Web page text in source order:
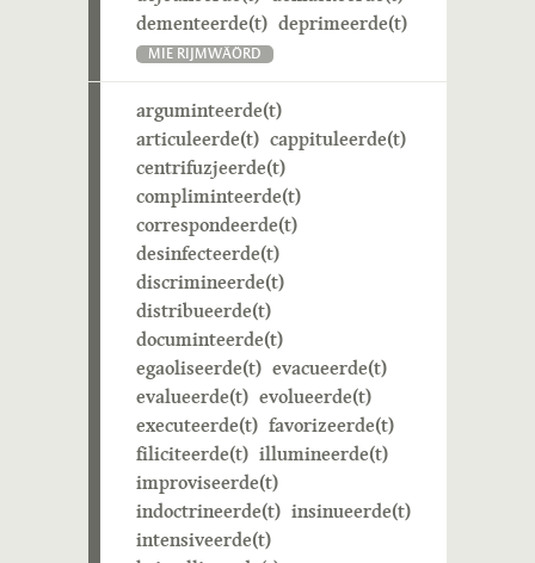
dementeerde(t) deprimeerde(t)
MIE RIJMWÄÖRD
arguminteerde(t)
articuleerde(t) cappituleerde(t)
centrifuzjeerde(t)
compliminteerde(t)
correspondeerde(t)
desinfecteerde(t)
discrimineerde(t)
distribueerde(t)
documinteerde(t)
egaoliseerde(t) evacueerde(t)
evalueerde(t) evolueerde(t)
executeerde(t) favorizeerde(t)
filiciteerde(t) illumineerde(t)
improviseerde(t)
indoctrineerde(t) insinueerde(t)
intensiveerde(t)